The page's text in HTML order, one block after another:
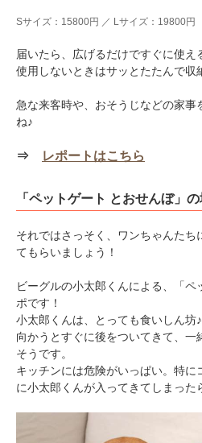
Sサイズ：15800円 ／ Lサイズ：19800円
届いたら、広げるだけですぐに使え
使用しないときはサッとたたんで収
急な来客時や、おそうじなどの家事
ね♪
⇒ レポートはこちら
「ペットゲート とおせんぼ」
それではさっそく、ワンちゃんたち
てもらいましょう！
ビーグルの小太郎くんによる、「ペ
ポです！
小太郎くんは、とっても食いしん
向かうとすぐに後をついてきて、一
そうです。
キッチンには危険がいっぱい。特に
に小太郎くんが入ってきてしまった